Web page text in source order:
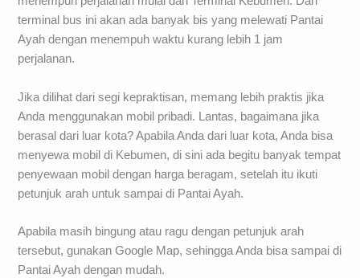
terminal bus ini akan ada banyak bis yang melewati Pantai
Ayah dengan menempuh waktu kurang lebih 1 jam
perjalanan.
Jika dilihat dari segi kepraktisan, memang lebih praktis jika
Anda menggunakan mobil pribadi. Lantas, bagaimana jika
berasal dari luar kota? Apabila Anda dari luar kota, Anda bisa
menyewa mobil di Kebumen, di sini ada begitu banyak tempat
penyewaan mobil dengan harga beragam, setelah itu ikuti
petunjuk arah untuk sampai di Pantai Ayah.
Apabila masih bingung atau ragu dengan petunjuk arah
tersebut, gunakan Google Map, sehingga Anda bisa sampai di
Pantai Ayah dengan mudah.